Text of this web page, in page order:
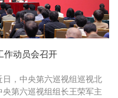
作动员会召开
，中央第六巡视组巡视北
第六巡视组组长王荣军主